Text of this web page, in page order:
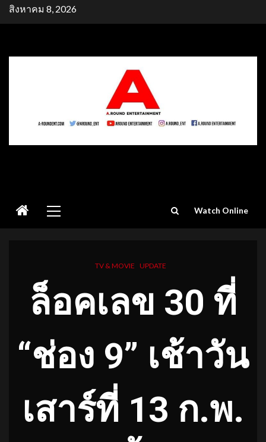
Skipสิงหาคม 8, 2026
Menu
Watch Online
TV & MOVIE UPDATE
ล็อคเลข 30 ที่
“ช่อง 9” เช้าวัน
เสาร์ที่ 13 ก.พ.